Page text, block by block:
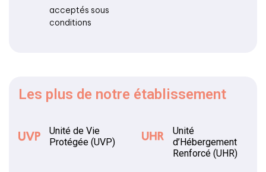
acceptés sous
conditions
Les plus de notre établissement
Unité de Vie
Protégée (UVP)
Unité
d’Hébergement
Renforcé (UHR)